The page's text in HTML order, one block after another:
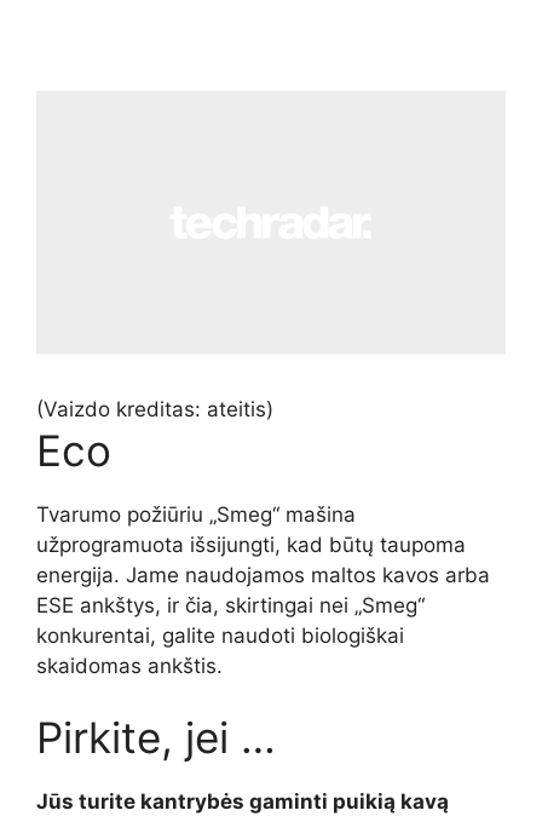
(Vaizdo kreditas: ateitis)
Eco
Tvarumo požiūriu „Smeg“ mašina
užprogramuota išsijungti, kad būtų taupoma
energija. Jame naudojamos maltos kavos arba
ESE ankštys, ir čia, skirtingai nei „Smeg“
konkurentai, galite naudoti biologiškai
skaidomas ankštis.
Pirkite, jei …
Jūs turite kantrybės gaminti puikią kavą